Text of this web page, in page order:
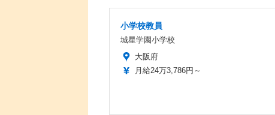
小学校教員
城星学園小学校
大阪府
月給24万3,786円～